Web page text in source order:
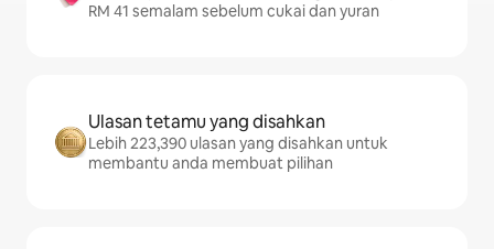
RM 41 semalam sebelum cukai dan yuran
Ulasan tetamu yang disahkan
Lebih 223,390 ulasan yang disahkan untuk
membantu anda membuat pilihan